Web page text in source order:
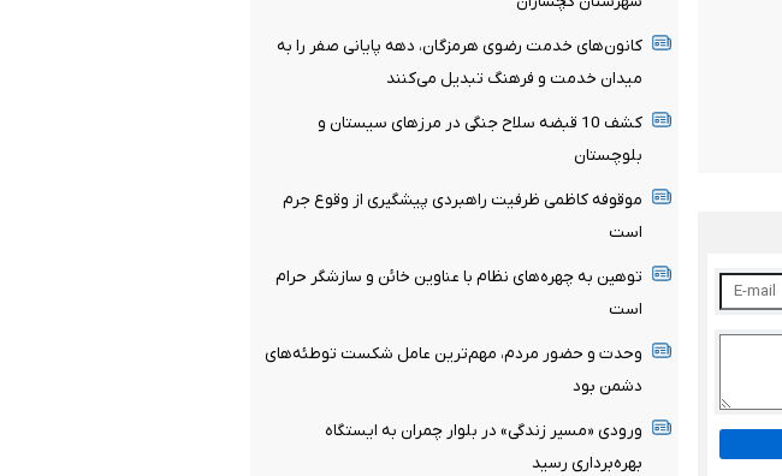
کانون‌های خدمت رضوی هرمزگان، دهه پایانی صفر را به
میدان خدمت و فرهنگ تبدیل می‌کنند
کشف 10 قبضه سلاح جنگی در مرزهای سیستان و
بلوچستان
موقوفه کاظمی ظرفیت راهبردی پیشگیری از وقوع جرم
است
توهین به چهره‌های نظام با عناوین خائن و سازشگر حرام
است
وحدت و حضور مردم، مهم‌ترین عامل شکست توطئه‌های
دشمن بود
ورودی «مسیر زندگی» در بلوار چمران به ایستگاه
بهره‌برداری رسید